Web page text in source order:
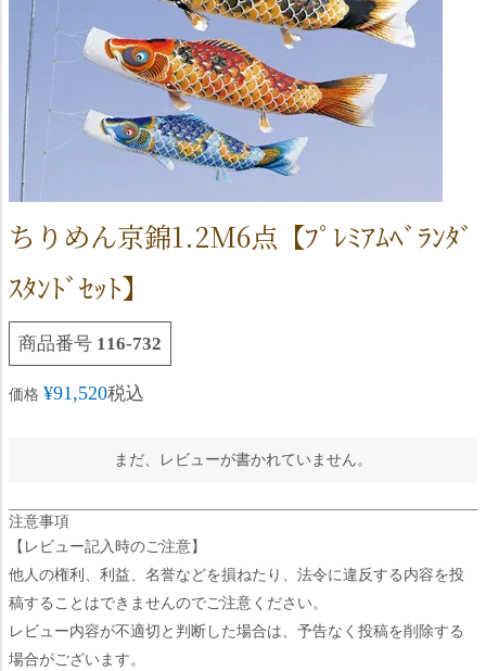
ちりめん京錦1.2M6点【ﾌﾟﾚﾐｱﾑﾍﾞﾗﾝﾀﾞ
ｽﾀﾝﾄﾞｾｯﾄ】
商品番号 116-732
価格 ¥91,520税込
まだ、レビューが書かれていません。
注意事項
【レビュー記入時のご注意】
他人の権利、利益、名誉などを損ねたり、法令に違反する内容を投
稿することはできませんのでご注意ください。
レビュー内容が不適切と判断した場合は、予告なく投稿を削除する
場合がございます。